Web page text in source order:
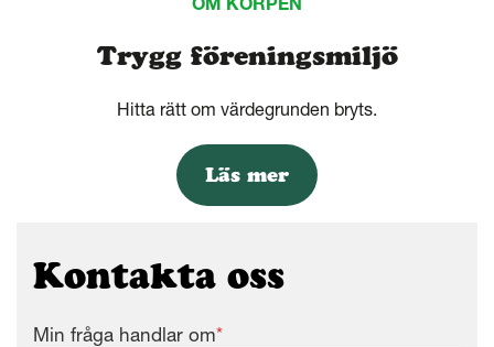
Trygg föreningsmiljö
Hitta rätt om värdegrunden bryts.
Läs mer
Kontakta oss
Min fråga handlar om*